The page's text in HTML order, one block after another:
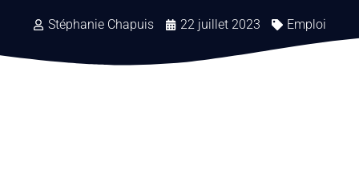
Stéphanie Chapuis 22 juillet 2023 Emploi